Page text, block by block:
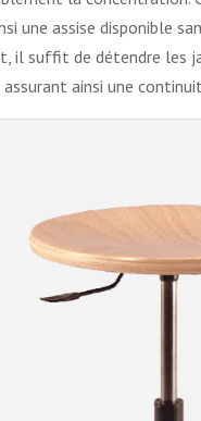
une assise disponible
il suffit de détendre les
ainsi une